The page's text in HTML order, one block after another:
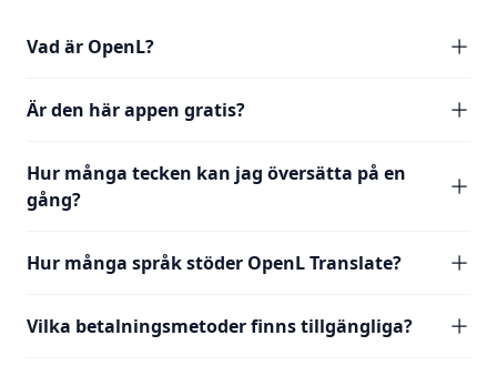
Vad är OpenL?
Är den här appen gratis?
Hur många tecken kan jag översätta på en
gång?
Hur många språk stöder OpenL Translate?
Vilka betalningsmetoder finns tillgängliga?